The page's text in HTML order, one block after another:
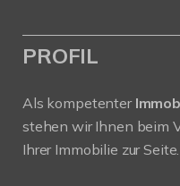
PROFIL
Als kompetenter
stehen wir Ihnen beim
Ihrer Immobilie zur Seite.